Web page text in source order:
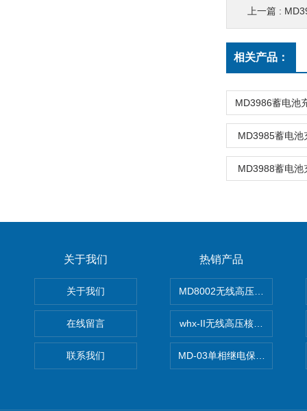
上一篇 :
相关产品：
MD3985蓄电池
MD3988蓄电池
关于我们
关于我们
在线留言
联系我们
热销产品
MD8002无线高压核相仪
whx-II无线高压核相仪
MD-03单相继电保护测试仪价